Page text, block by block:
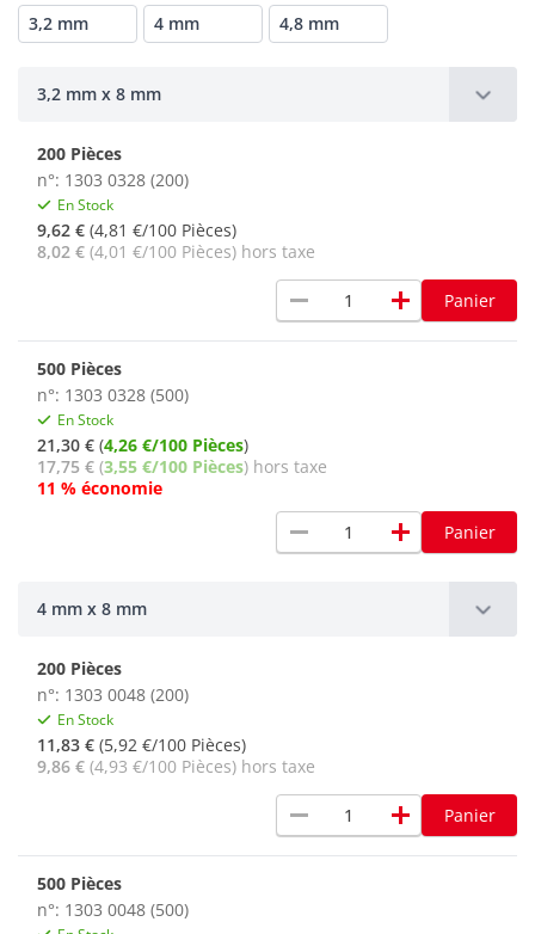
3,2 mm
4 mm 4,8 mm
3,2 mm x 8 mm
200 Pièces
n°: 1303 0328 (200)
En Stock
9,62 € (4,81 €/100 Pièces)
8,02 € (4,01 €/100 Pièces) hors taxe
remove add Panier
500 Pièces
n°: 1303 0328 (500)
En Stock
21,30 € (4,26 €/100 Pièces)
17,75 € (3,55 €/100 Pièces) hors taxe
11 % économie
remove add Panier
4 mm x 8 mm
200 Pièces
n°: 1303 0048 (200)
En Stock
11,83 € (5,92 €/100 Pièces)
9,86 € (4,93 €/100 Pièces) hors taxe
remove add Panier
500 Pièces
n°: 1303 0048 (500)